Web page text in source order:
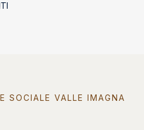
estivi)
SOCIALE VALLE IMAGNA